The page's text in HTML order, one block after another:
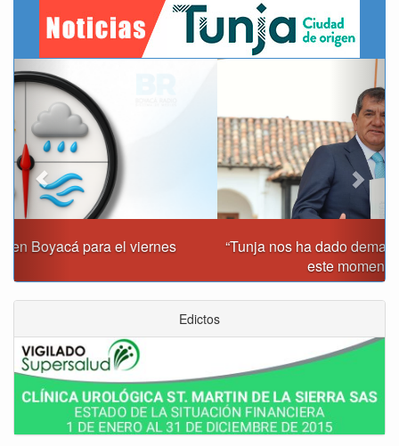
“Tunja nos ha dado demasiado y no podemos fallarle en
Previous Next
Edictos